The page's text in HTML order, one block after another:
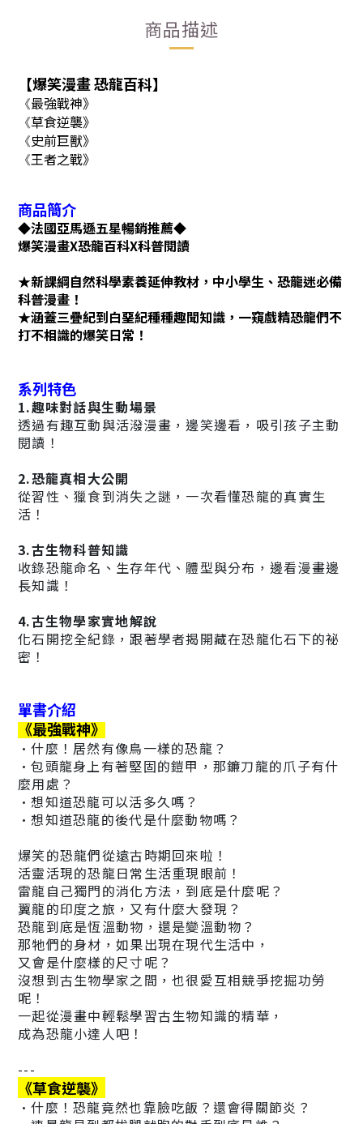
商品描述
【爆笑漫畫 恐龍百科】
《最強戰神》
《草食逆襲》
《史前巨獸》
《王者之戰》
商品簡介
◆法國亞馬遜五星暢銷推薦◆
爆笑漫畫X恐龍百科X科普閱讀
★新課綱自然科學素養延伸教材，中小學生、恐龍迷必備
科普漫畫！
★涵蓋三疊紀到白堊紀種種趣聞知識，一窺戲精恐龍們不
打不相識的爆笑日常！
系列特色
1.趣味對話與生動場景
透過有趣互動與活潑漫畫，邊笑邊看，吸引孩子主動
閱讀！
2.恐龍真相大公開
從習性、獵食到消失之謎，一次看懂恐龍的真實生
活！
3.古生物科普知識
收錄恐龍命名、生存年代、體型與分布，邊看漫畫邊
長知識！
4.古生物學家實地解說
化石開挖全紀錄，跟著學者揭開藏在恐龍化石下的祕
密！
單書介紹
《最強戰神》
•什麼！居然有像鳥一樣的恐龍？
•包頭龍身上有著堅固的鎧甲，那鐮刀龍的爪子有什
麼用處？
•想知道恐龍可以活多久嗎？
•想知道恐龍的後代是什麼動物嗎？
爆笑的恐龍們從遠古時期回來啦！
活靈活現的恐龍日常生活重現眼前！
雷龍自己獨門的消化方法，到底是什麼呢？
翼龍的印度之旅，又有什麼大發現？
恐龍到底是恆溫動物，還是變溫動物？
那牠們的身材，如果出現在現代生活中，
又會是什麼樣的尺寸呢？
沒想到古生物學家之間，也很愛互相競爭挖掘功勞
呢！
一起從漫畫中輕鬆學習古生物知識的精華，
成為恐龍小達人吧！
---
《草食逆襲》
•什麼！恐龍竟然也靠臉吃飯？還會得關節炎？